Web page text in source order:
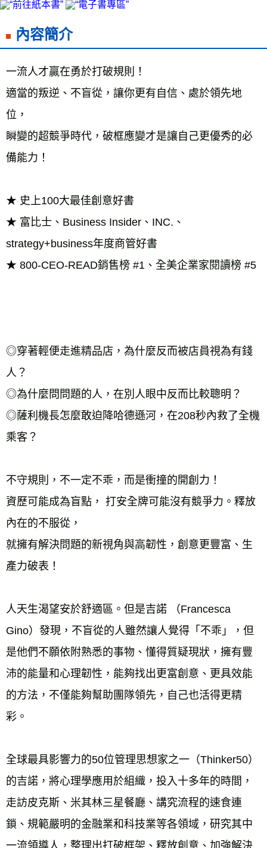
離島宅配
海外叢書運費
雜誌海外運費
數位商品海外免運 查看運費
內容簡介
一流人才贏在勇於打破規則！
適當的叛逆、不盲從，讓你更有自信、處於領先地
位，
瞬變的超競爭時代，破框應變才是讓自己更優秀的必
備能力！
★ 史上100大最佳創意好書
★ 富比士、Business Insider、INC.、
strategy+business年度商管好書
★ 800-CEO-READ銷售榜 #1、全美企業家閱讀榜 #5
◎穿著輕便走進精品店，為什麼反而被店員視為有錢
人？
◎為什麼問問題的人，在別人眼中反而比較聰明？
◎薩利機長怎麼敢迫降哈德遜河，在208秒內救了全機
乘客？
不守規則，不一定不乖，而是衝撞的開創力！
資歷可能成為盲點， 打安全牌可能沒有競爭力。釋放
內在的不服從，
就擁有解決問題的新視角與高韌性，創意更豐富、生
產力破表！
人天生渴望安於舒適區。但是吉諾 （Francesca
Gino）發現，不盲從的人雖然讓人覺得「不乖」，但
是他們不願依附熟悉的事物、懂得質疑現狀，擁有豐
沛的能量和心理韌性，能夠找出更富創意、更具效能
的方法，不僅能夠幫助團隊領先，自己也活得更精
彩。
全球最具影響力的50位管理思想家之一（Thinker50）
的吉諾，將心理學應用於組織，投入十多年的時間，
走訪皮克斯、米其林三星餐廳、講究流程的速食連
鎖、規範嚴明的金融業和科技業等各領域，研究其中